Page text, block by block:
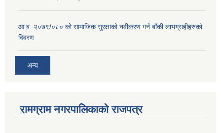
आ.ब. २०७९/०८० को सामाजिक सुरक्षाको नवीकरण गर्न बाँकी लाभग्राहीहरुको
विवरण
अन्य
रामग्राम नगरपालिकाको राजपत्र